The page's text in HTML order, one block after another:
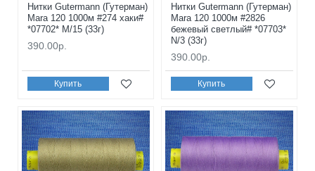
Нитки Gutermann (Гутерман)
Mara 120 1000м #274 хаки#
*07702* M/15 (33г)
390.00р.
Купить
Нитки Gutermann (Гутерман)
Mara 120 1000м #2826
бежевый светлый# *07703*
N/3 (33г)
390.00р.
Купить